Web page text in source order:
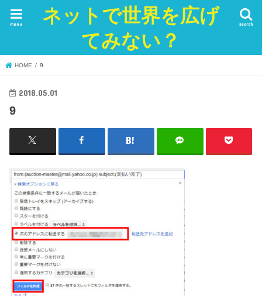
ネットで世界を広げ
てみない？
search
menu
HOME 9
2018.05.01
9